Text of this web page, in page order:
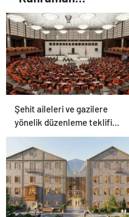
gazilerimizin
haklarını güçlendiren
yeni bir dönemin
kapılarını aralıyoruz”
Şehit aileleri ve gazilere
yönelik düzenleme teklifi
Meclis’te kabul edildi